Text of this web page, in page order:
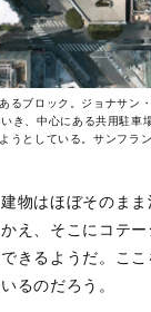
るブロック。ジョナサン
き、中心にある共用駐車
うとしている。サンフラ
物はほぼそのま
え、そこにコテー
きるようだ。こ
るのだろう。